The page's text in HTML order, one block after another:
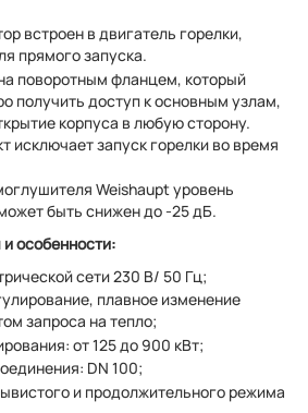
встроен в двигатель горелки,
прямого запуска.
поворотным фланцем, который
получить доступ к основным узлам,
корпуса в любую сторону.
исключает запуск горелки во время
Weishaupt уровень
быть снижен до -25 дБ.
особенности:
сети 230 В/ 50 Гц;
плавное изменение
запроса на тепло;
от 125 до 900 кВт;
DN 100;
и продолжительного режима